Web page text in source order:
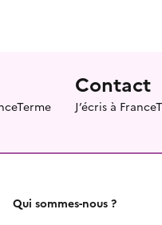
Contact
J’écris à
Qui sommes-nous ?